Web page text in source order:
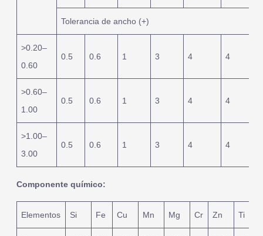
Tolerancia de ancho (+)
>0.20–
0.60
0.5 0.6 1 3 4 4
>0.60–
1.00
0.5 0.6 1 3 4 4
>1.00–
3.00
0.5 0.6 1 3 4 4
Componente químico:
Elementos Si Fe Cu Mn Mg Cr Zn Ti